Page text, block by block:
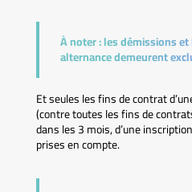
À noter :les démissions
alternance demeurent
Et seules les fins de contrat
(contre toutes les fins de
dans les 3 mois, d’une
prises en compte.